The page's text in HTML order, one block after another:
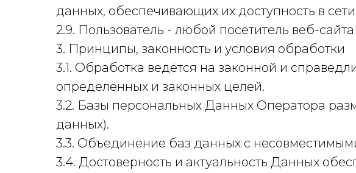
данных, обеспечивающих их доступность в
2.9. Пользователь - любой посетитель веб-сайта
3. Принципы, законность и условия обработки
3.1. Обработка ведётся на законной и
определённых и законных целей.
3.2. Базы персональных Данных Оператора
данных).
3.3. Объединение баз данных с
3.4. Достоверность и актуальность Данных